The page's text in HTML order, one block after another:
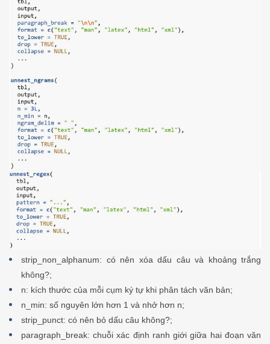
strip_non_alphanum: có nên xóa dấu câu và khoảng trắng
không?;
n: kích thước của mỗi cụm ký tự khi phân tách văn bản;
n_min: số nguyên lớn hơn 1 và nhở hơn n;
strip_punct: có nên bỏ dấu câu không?;
paragraph_break: chuỗi xác định ranh giới giữa hai đoạn văn